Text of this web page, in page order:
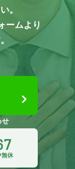
。
ームより
せ
休